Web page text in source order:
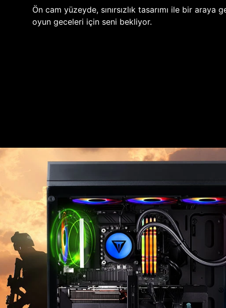
Ön cam yüzeyde, sınırsızlık tasarımı ile bir araya
oyun geceleri için seni bekliyor.